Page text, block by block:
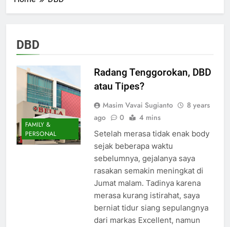
DBD
FAMILY &
PERSONAL
Radang Tenggorokan, DBD
atau Tipes?
Masim Vavai Sugianto
8 years
ago
0 4 mins
Setelah merasa tidak enak body
sejak beberapa waktu
sebelumnya, gejalanya saya
rasakan semakin meningkat di
Jumat malam. Tadinya karena
merasa kurang istirahat, saya
berniat tidur siang sepulangnya
dari markas Excellent, namun